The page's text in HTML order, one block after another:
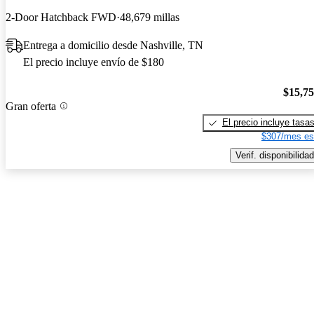
2-Door Hatchback FWD 48,679 millas
Entrega a domicilio desde Nashville, TN
El precio incluye envío de $180
Gran oferta
El precio incluye tasas
$307/mes
Verif. disponibilidad